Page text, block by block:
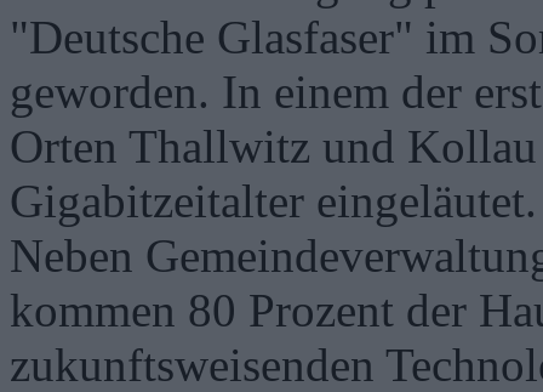
"Deutsche Glasfaser" im
geworden. In einem der
Orten Thallwitz und Kollau
Gigabitzeitalter eingeläutet.
Neben
kommen 80 Prozent der
zukunftsweisenden